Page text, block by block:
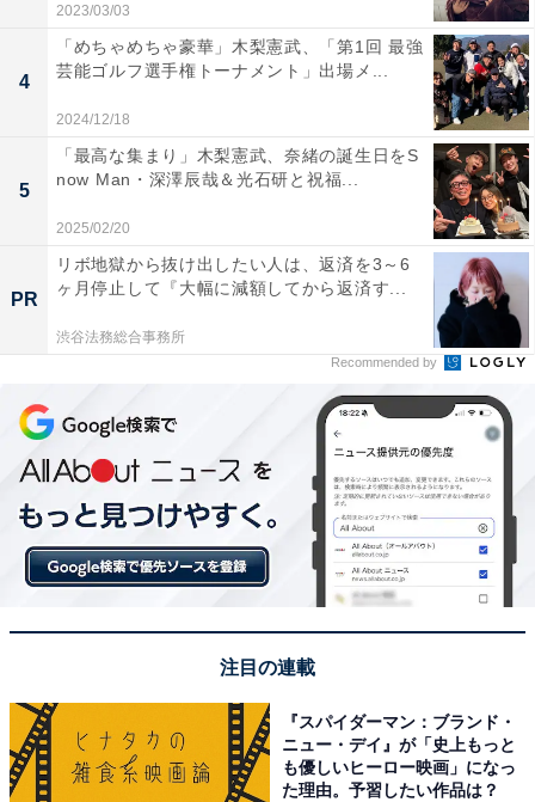
2023/03/03
4
「めちゃめちゃ豪華」木梨憲武、「第1回 最強
芸能ゴルフ選手権トーナメント」出場メ...
2024/12/18
5
「最高な集まり」木梨憲武、奈緒の誕生日をS
now Man・深澤辰哉＆光石研と祝福...
2025/02/20
PR
リボ地獄から抜け出したい人は、返済を3～6
ヶ月停止して『大幅に減額してから返済す...
渋谷法務総合事務所
Recommended by
注目の連載
『スパイダーマン：ブランド・
ニュー・デイ』が「史上もっと
も優しいヒーロー映画」になっ
た理由。予習したい作品は？